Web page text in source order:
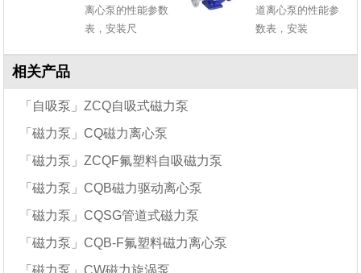
离心泵的性能参数
表，安装尺
道离心泵的性能参
数表，安装
相关产品
「自吸泵」ZCQ自吸式磁力泵
「磁力泵」CQ磁力离心泵
「磁力泵」ZCQF氟塑料自吸磁力泵
「磁力泵」CQB磁力驱动离心泵
「磁力泵」CQSG管道式磁力泵
「磁力泵」CQB-F氟塑料磁力离心泵